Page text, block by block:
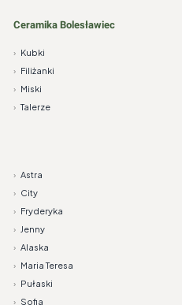
Ceramika Bolesławiec
› Kubki
› Filiżanki
› Miski
› Talerze
› Astra
› City
› Fryderyka
› Jenny
› Alaska
› Maria Teresa
› Pułaski
› Sofia